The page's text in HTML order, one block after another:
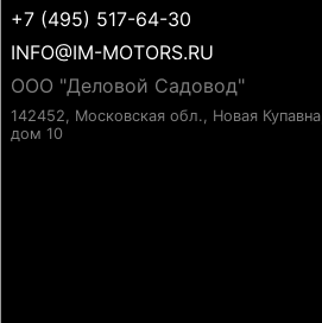
+7 (495) 517-64-30
INFO@IM-MOTORS.RU
ООО "Деловой Садовод"
142452, Московская обл., Новая Купавна,
дом 10